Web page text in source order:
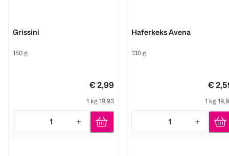
Grissini
150 g
€ 2,99
1 kg 19,93
1
Quantity: 1
Haferkeks Avena
130 g
€
1 kg
1
Quantity: 1